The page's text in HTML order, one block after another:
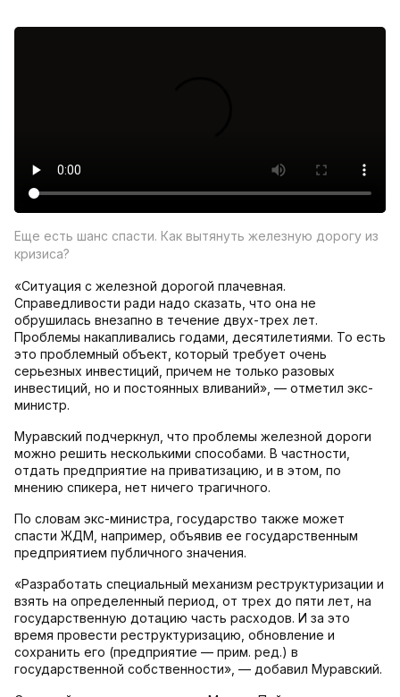
Еще есть шанс спасти. Как вытянуть железную дорогу из
кризиса?
«Ситуация с железной дорогой плачевная.
Справедливости ради надо сказать, что она не
обрушилась внезапно в течение двух-трех лет.
Проблемы накапливались годами, десятилетиями. То есть
это проблемный объект, который требует очень
серьезных инвестиций, причем не только разовых
инвестиций, но и постоянных вливаний», — отметил экс-
министр.
Муравский подчеркнул, что проблемы железной дороги
можно решить несколькими способами. В частности,
отдать предприятие на приватизацию, и в этом, по
мнению спикера, нет ничего трагичного.
По словам экс-министра, государство также может
спасти ЖДМ, например, объявив ее государственным
предприятием публичного значения.
«Разработать специальный механизм реструктуризации и
взять на определенный период, от трех до пяти лет, на
государственную дотацию часть расходов. И за это
время провести реструктуризацию, обновление и
сохранить его (предприятие — прим. ред.) в
государственной собственности», — добавил Муравский.